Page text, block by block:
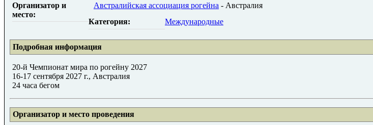
Организатор и
место:
Австралийская ассоциация рогейна - Австралия
Категория:
Международные
Подробная информация
20-й Чемпионат мира по рогейну 2027
16-17 сентября 2027 г., Австралия
24 часа бегом
Организатор и место проведения